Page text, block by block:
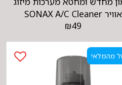
אוויר SONAX A/C Cleaner
₪49
מהמלאי